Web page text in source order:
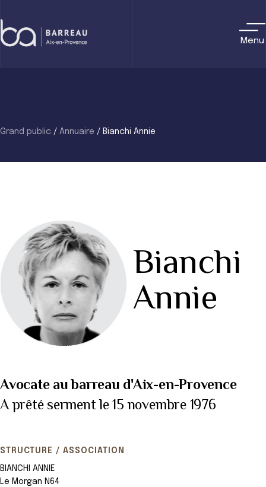
to
content
Menu
Grand public / Annuaire / Bianchi Annie
Bianchi
Annie
Avocate au barreau d'Aix-en-Provence
A prêté serment le 15 novembre 1976
STRUCTURE / ASSOCIATION
BIANCHI ANNIE
Le Morgan N64